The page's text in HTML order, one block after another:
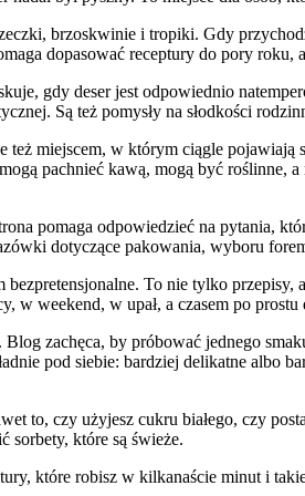
brzoskwinie i tropiki. Gdy
dopasować receptury do pory roku,
gdy deser jest odpowiednio
Są też pomysły na słodkości
miejscem, w którym ciągle
pachnieć kawą, mogą być roślinne,
pomaga odpowiedzieć na pytania,
dotyczące pakowania, wyboru
To nie tylko
weekend, w upał, a czasem po prostu
zachęca, by próbować jednego
pod siebie: bardziej delikatne albo
to, czy użyjesz cukru białego, czy
sorbety, które są świeże.
które robisz w kilkanaście minut i